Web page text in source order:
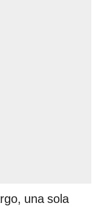
una sola